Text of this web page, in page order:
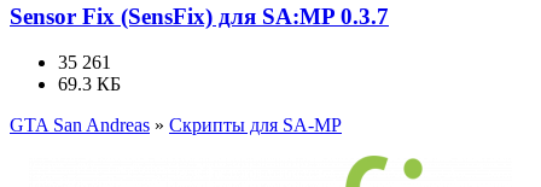
Sensor Fix (SensFix) для SA:MP 0.3.7
35 261
69.3 КБ
GTA San Andreas » Скрипты для SA-MP